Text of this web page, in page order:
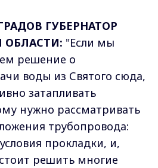
ГУБЕРНАТОР
"Если мы
решение о
воды из Святого сюда,
затапливать
нужно рассматривать
трубопровода:
прокладки, и,
решить многие